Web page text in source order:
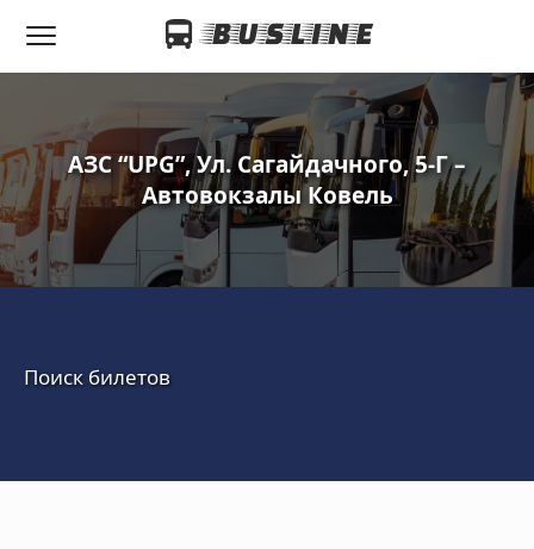
АЗС “UPG”, Ул. Сагайдачного, 5-Г –
Автовокзалы Ковель
Поиск билетов